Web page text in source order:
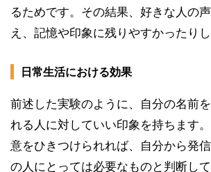
るためです。その結果、好きな人の
え、記憶や印象に残りやすかったりし
日常生活における効果
前述した実験のように、自分の名前
れる人に対していい印象を持ちます
意をひきつけられれば、自分から発
の人にとっては必要なものと判断し